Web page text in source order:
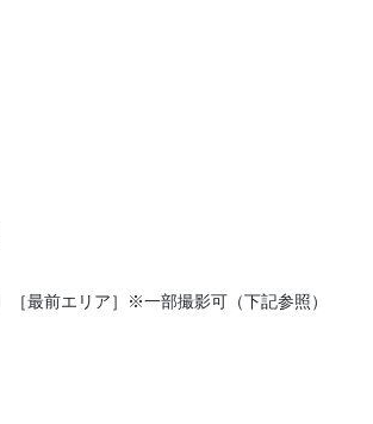
最前エリア］※一部撮影可（下記参照）